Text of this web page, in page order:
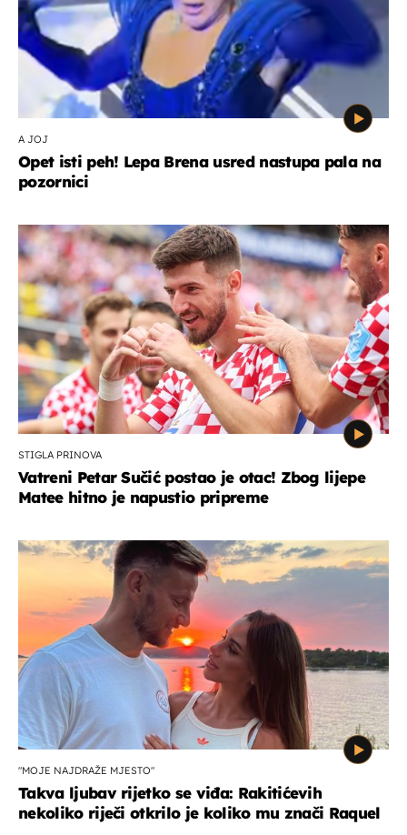
A JOJ
Opet isti peh! Lepa Brena usred nastupa pala na
pozornici
STIGLA PRINOVA
Vatreni Petar Sučić postao je otac! Zbog lijepe
Matee hitno je napustio pripreme
"MOJE NAJDRAŽE MJESTO"
Takva ljubav rijetko se viđa: Rakitićevih
nekoliko riječi otkrilo je koliko mu znači Raquel